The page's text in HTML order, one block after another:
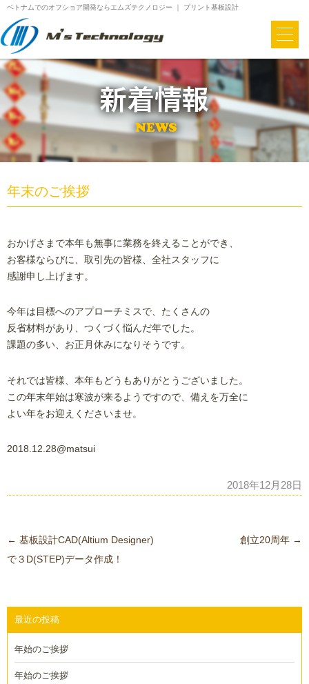
ベトナムでのオフショア開発ならエムズテクノロジー ｜ プリント基板設計
年末のご挨拶
おかげさまで本年も無事に業務を終えることができ、
お客様ならびに、取引先の皆様、全社スタッフに
感謝申し上げます。
今年は目標へのアプローチミスで、たくさんの
反省材料があり、つくづく悩んだ年でした。
課題の多い、お正月休みになりそうです。
それでは皆様、本年もどうもありがとうございました。
この年末年始は寒波が来るようですので、備えを万全に
よい年をお迎えくださいませ。
2018.12.28@matsui
2018年12月28日
投
稿
ゲ
ー
ョ
← 基板設計CAD(Altium Designer)
で３D(STEP)データ作成！
創立20周年 →
最近の投稿
年始のご挨拶
年始のご挨拶